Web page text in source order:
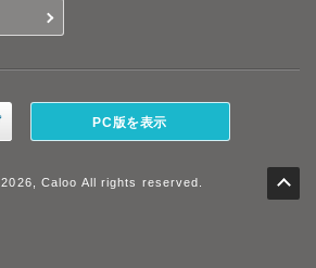
PC版を表示
Caloo All rights reserved.